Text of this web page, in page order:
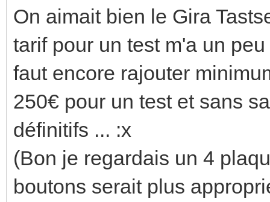
On aimait bien le Gira
tarif pour un test m'a un
faut encore rajouter
250€ pour un test et sans
définitifs ... :x
(Bon je regardais un 4
boutons serait plus